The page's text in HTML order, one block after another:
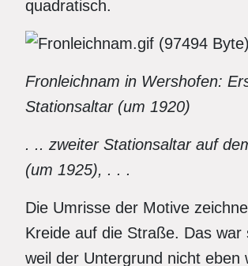
quadratisch.
Fronleichnam in Wershofen:
Stationsaltar (um 1920)
. .. zweiter Stationsaltar auf
(um 1925), . . .
Die Umrisse der Motive
Kreide auf die Straße. Das war
weil der Untergrund nicht eben